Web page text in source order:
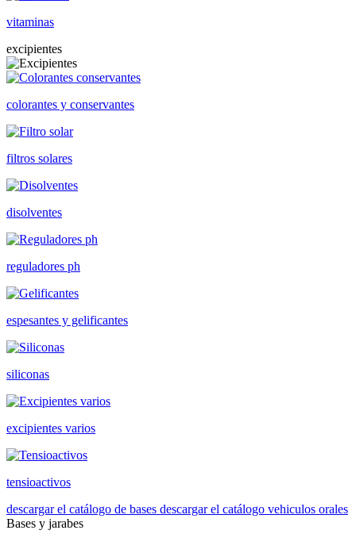
vitaminas
excipientes
colorantes y conservantes
filtros solares
disolventes
reguladores ph
espesantes y gelificantes
siliconas
excipientes varios
tensioactivos
descargar el catálogo de bases descargar el catálogo vehiculos orales
Bases y jarabes